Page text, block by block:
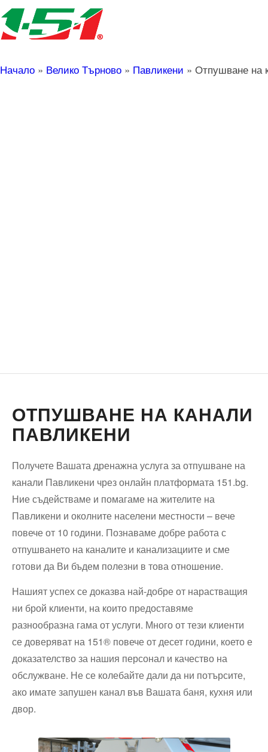
Начало » Велико Търново » Павликени » Отпушване на
ОТПУШВАНЕ НА КАНАЛИ
ПАВЛИКЕНИ
Получете Вашата дренажна услуга за отпушване на
канали Павликени чрез онлайн платформата 151.bg.
Ние съдействаме и помагаме на жителите на
Павликени и околните населени местности – вече
повече от 10 години. Познаваме добре работа с
отпушването на каналите и канализациите и сме
готови да Ви бъдем полезни в това отношение.
Нашият успех се доказва най-добре от нарастващия
ни брой клиенти, на които предоставяме
разнообразна гама от услуги. Много от тези клиенти
се доверяват на 151® повече от десет години, което е
доказателство за нашия персонал и качество на
обслужване. Не се колебайте дали да ни потърсите,
ако имате запушен канал във Вашата баня, кухня или
двор.